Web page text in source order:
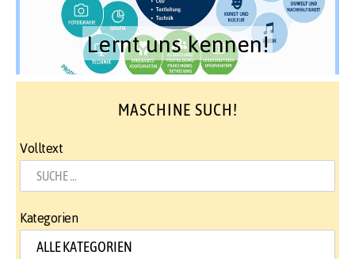
Lernt uns kennen!
MASCHINE SUCH!
Volltext
Kategorien